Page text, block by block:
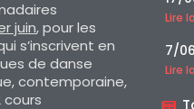
juin, pour les
s’inscrivent en
de danse
contemporaine,
cours
Lire
7/
Lire